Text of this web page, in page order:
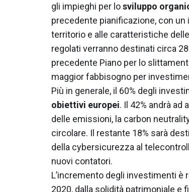
gli impieghi per losviluppo
precedente pianificazione, con un
territorio e alle caratteristiche
regolati verranno destinati circa
precedente Piano per lo
maggior fabbisogno per
Più in generale, il 60% degli
obiettivi europei. Il 42% andrà ad
delle emissioni, la carbon
circolare. Il restante 18% sarà
della cybersicurezza al
nuovi contatori.
L’incremento degli investimenti è
2020, dalla solidità patrimoniale e